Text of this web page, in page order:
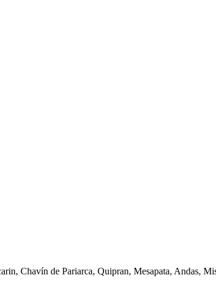
Chavín de Pariarca, Quipran, Mesapata, Andas,